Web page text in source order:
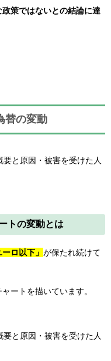
政策ではないとの結論に達
替の変動
トの変動とは
ロ以下」 が保たれ続けて
ートを描いています。